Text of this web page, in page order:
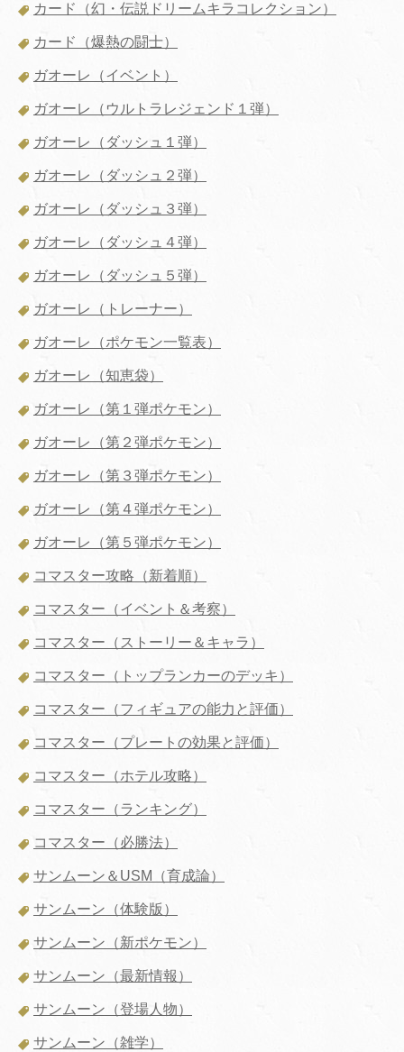
カード（幻・伝説ドリームキラコレクション）
カード（爆熱の闘士）
ガオーレ（イベント）
ガオーレ（ウルトラレジェンド１弾）
ガオーレ（ダッシュ１弾）
ガオーレ（ダッシュ２弾）
ガオーレ（ダッシュ３弾）
ガオーレ（ダッシュ４弾）
ガオーレ（ダッシュ５弾）
ガオーレ（トレーナー）
ガオーレ（ポケモン一覧表）
ガオーレ（知恵袋）
ガオーレ（第１弾ポケモン）
ガオーレ（第２弾ポケモン）
ガオーレ（第３弾ポケモン）
ガオーレ（第４弾ポケモン）
ガオーレ（第５弾ポケモン）
コマスター攻略（新着順）
コマスター（イベント＆考察）
コマスター（ストーリー＆キャラ）
コマスター（トップランカーのデッキ）
コマスター（フィギュアの能力と評価）
コマスター（プレートの効果と評価）
コマスター（ホテル攻略）
コマスター（ランキング）
コマスター（必勝法）
サンムーン＆USM（育成論）
サンムーン（体験版）
サンムーン（新ポケモン）
サンムーン（最新情報）
サンムーン（登場人物）
サンムーン（雑学）